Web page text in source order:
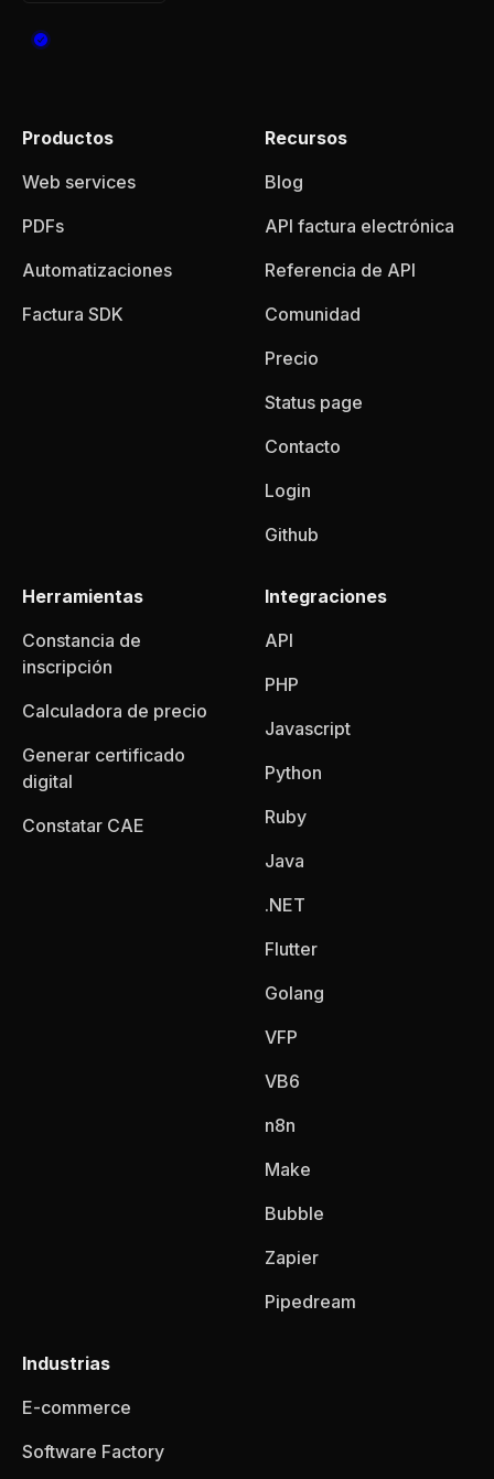
Productos
Web services
PDFs
Automatizaciones
Factura SDK
Recursos
Blog
API factura electrónica
Referencia de API
Comunidad
Precio
Status page
Contacto
Login
Github
Herramientas
Constancia de
inscripción
Calculadora de precio
Generar certificado
digital
Constatar CAE
Integraciones
API
PHP
Javascript
Python
Ruby
Java
.NET
Flutter
Golang
VFP
VB6
n8n
Make
Bubble
Zapier
Pipedream
Industrias
E-commerce
Software Factory